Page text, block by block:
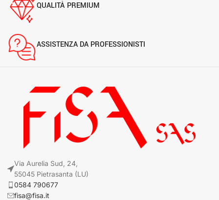
QUALITÀ PREMIUM
ASSISTENZA DA PROFESSIONISTI
Via Aurelia Sud, 24,
55045 Pietrasanta (LU)
0584 790677
fisa@fisa.it